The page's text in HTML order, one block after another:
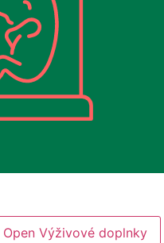
Open Výživové doplnky